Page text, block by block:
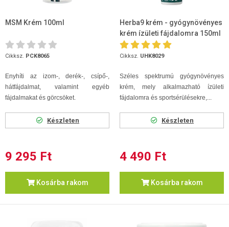
MSM Krém 100ml
Cikksz. PCK8065
Enyhíti az izom-, derék-, csípő-,
hátfájdalmat, valamint egyéb
fájdalmakat és görcsöket.
Készleten
9 295 Ft
Kosárba rakom
Herba9 krém - gyógynövényes
krém ízületi fájdalomra 150ml
Cikksz. UHK8029
Széles spektrumú gyógynövényes
krém, mely alkalmazható ízületi
fájdalomra és sportsérülésekre,...
Készleten
4 490 Ft
Kosárba rakom